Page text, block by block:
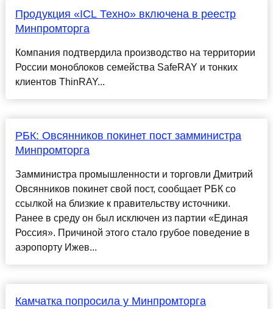
Продукция «ICL Техно» включена в реестр
Минпромторга
Компания подтвердила производство на территории
России моноблоков семейства SafeRAY и тонких
клиентов ThinRAY...
РБК: Овсянников покинет пост замминистра
Минпромторга
Замминистра промышленности и торговли Дмитрий
Овсянников покинет свой пост, сообщает РБК со
ссылкой на близкие к правительству источники.
Ранее в среду он был исключен из партии «Единая
Россия». Причиной этого стало грубое поведение в
аэропорту Ижев...
Камчатка попросила у Минпромторга